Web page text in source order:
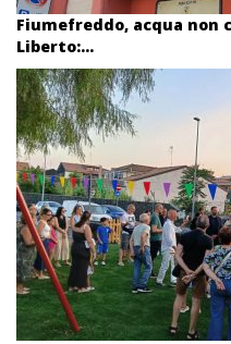
Fiumefreddo, acqua non
Liberto:...